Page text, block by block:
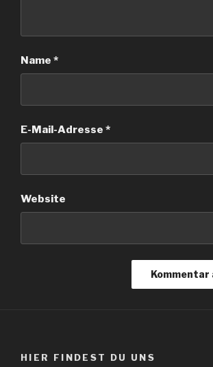
Name *
E-Mail-Adresse *
Website
HIER FINDEST DU UNS